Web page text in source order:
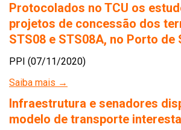
Protocolados no TCU os
projetos de concessão dos
STS08 e STS08A, no Porto de
PPI (07/11/2020)
Saiba mais →
Infraestrutura e senadores
modelo de transporte